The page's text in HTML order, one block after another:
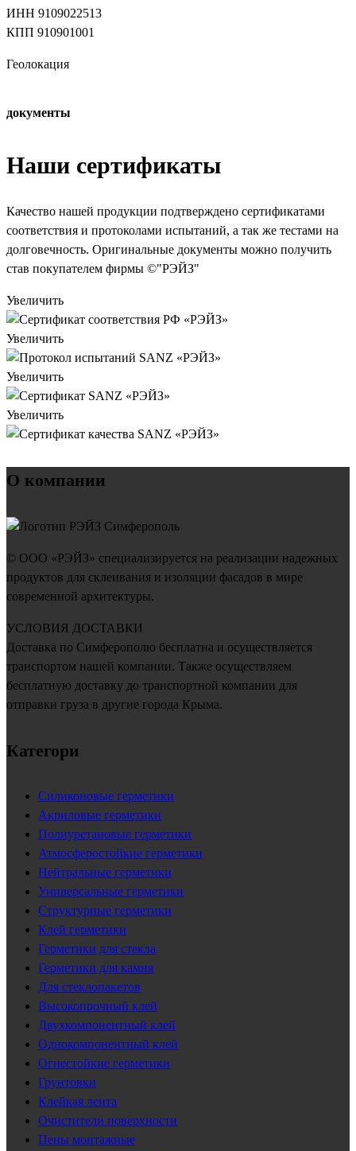
ИНН 9109022513
КПП 910901001
Геолокация
документы
Наши сертификаты
Качество нашей продукции подтверждено сертификатами
соответствия и протоколами испытаний, а так же тестами на
долговечность. Оригинальные документы можно получить
став покупателем фирмы ©"РЭЙЗ"
Увеличить
Увеличить
Увеличить
Увеличить
О компании
© ООО «РЭЙЗ» специализируется на реализации надежных
продуктов для склеивания и изоляции фасадов в мире
современной архитектуры.
УСЛОВИЯ ДОСТАВКИ
Доставка по Симферополю бесплатна и осуществляется
транспортом нашей компании. Также осуществляем
бесплатную доставку до транспортной компании для
отправки груза в другие города Крыма.
Категори
Силиконовые герметики
Акриловые герметики
Полиуретановые герметики
Атмосферостойкие герметики
Нейтральные герметики
Универсальные герметики
Структурные герметики
Клей герметики
Герметики для стекла
Герметики для камня
Для стеклопакетов
Высокопрочный клей
Двухкомпонентный клей
Однокомпонентный клей
Огнестойкие герметики
Грунтовки
Клейкая лента
Очистители поверхности
Пены монтажные